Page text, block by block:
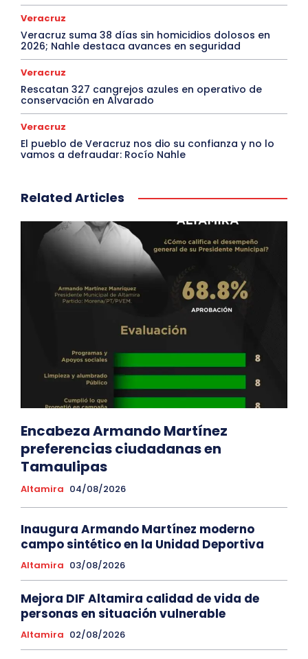
Veracruz
Veracruz suma 38 días sin homicidios dolosos en
2026; Nahle destaca avances en seguridad
Veracruz
Rescatan 327 cangrejos azules en operativo de
conservación en Alvarado
Veracruz
El pueblo de Veracruz nos dio su confianza y no lo
vamos a defraudar: Rocío Nahle
Related Articles
Encabeza Armando Martínez
preferencias ciudadanas en
Tamaulipas
Altamira 04/08/2026
Inaugura Armando Martínez moderno
campo sintético en la Unidad Deportiva
Altamira 03/08/2026
Mejora DIF Altamira calidad de vida de
personas en situación vulnerable
Altamira 02/08/2026